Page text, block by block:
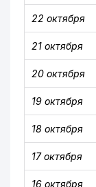
22 октября
21 октября
20 октября
19 октября
18 октября
17 октября
16 октября